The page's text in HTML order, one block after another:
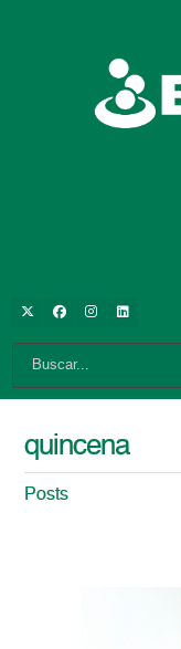
quincena
Posts